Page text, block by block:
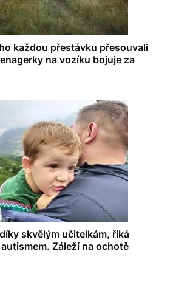
každou přestávku přesouvali
na vozíku bojuje za
skvělým učitelkám, říká
Záleží na ochotě